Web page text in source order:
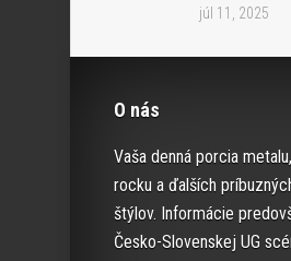
júl 11, 2025
O nás
Vaša denná porcia
rocku a ďalších
štýlov. Informácie
Česko-Slovenskej UG